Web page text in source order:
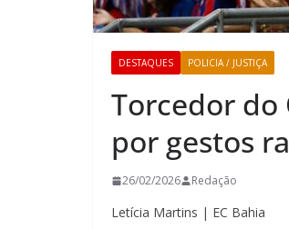
DESTAQUES POLICIA / JUSTIÇA
Torcedor do
por gestos
26/02/2026 Redação
Letícia Martins | EC Bahia